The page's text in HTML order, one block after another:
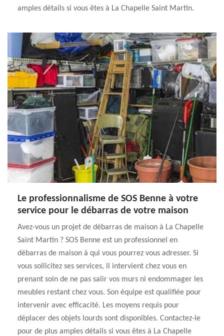
amples détails si vous êtes à La Chapelle Saint Martin.
Le professionnalisme de SOS Benne à votre
service pour le débarras de votre maison
Avez-vous un projet de débarras de maison à La Chapelle
Saint Martin ? SOS Benne est un professionnel en
débarras de maison à qui vous pourrez vous adresser. Si
vous sollicitez ses services, il intervient chez vous en
prenant soin de ne pas salir vos murs ni endommager les
meubles restant chez vous. Son équipe est qualifiée pour
intervenir avec efficacité. Les moyens requis pour
déplacer des objets lourds sont disponibles. Contactez-le
pour de plus amples détails si vous êtes à La Chapelle